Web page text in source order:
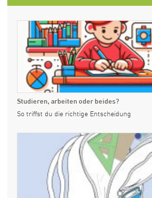
Studieren, arbeiten oder beides?
So triffst du die richtige Entscheidung